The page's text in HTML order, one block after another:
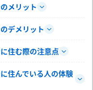
メリット
デメリット
住む際の注意点
住んでいる人の体験